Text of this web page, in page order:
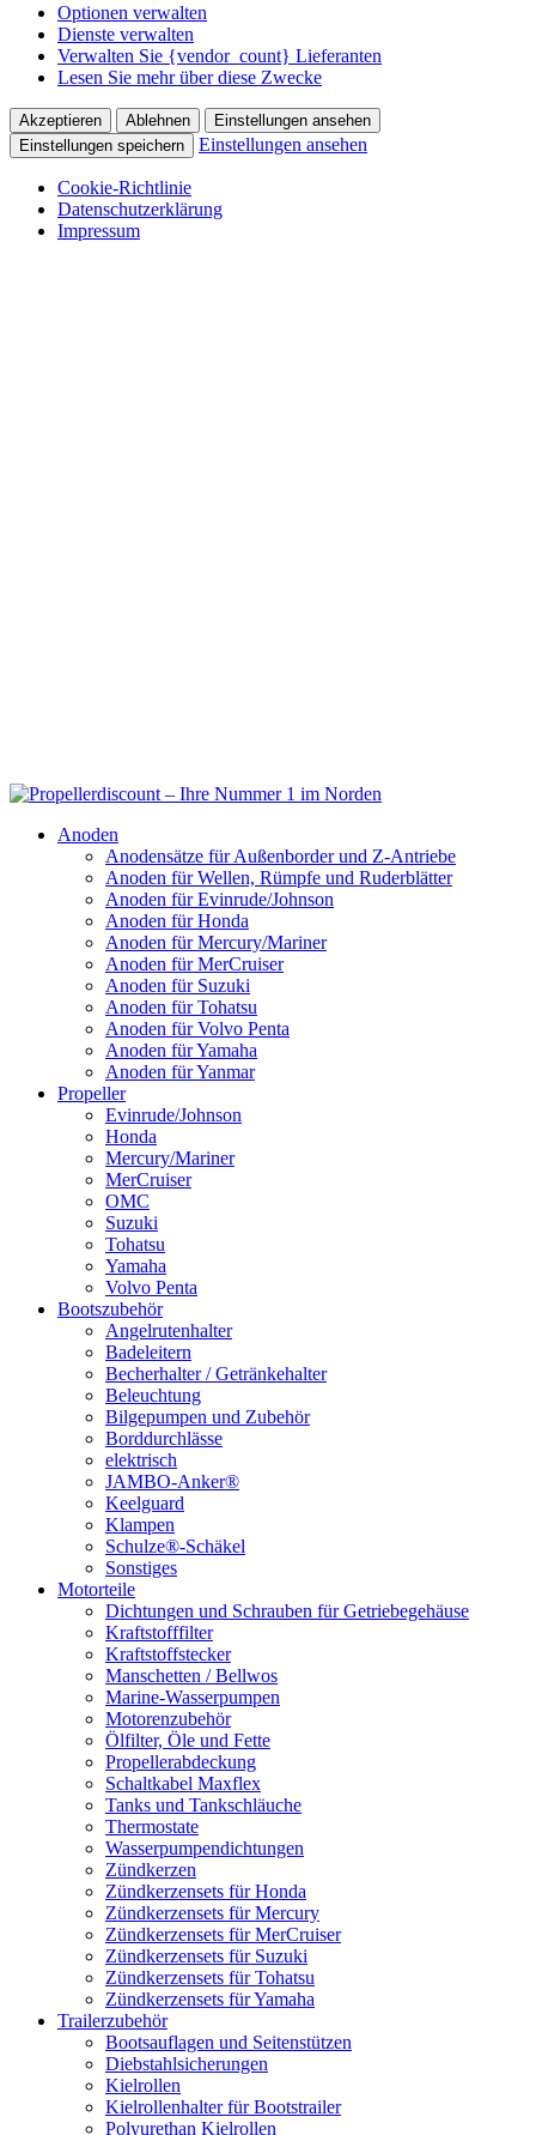
Optionen verwalten
Dienste verwalten
Verwalten Sie {vendor_count} Lieferanten
Lesen Sie mehr über diese Zwecke
Akzeptieren Ablehnen
Einstellungen ansehen
Einstellungen speichern
Einstellungen ansehen
Cookie-Richtlinie
Datenschutzerklärung
Impressum
Anoden
Anodensätze für Außenborder und Z-Antriebe
Anoden für Wellen, Rümpfe und Ruderblätter
Anoden für Evinrude/Johnson
Anoden für Honda
Anoden für Mercury/Mariner
Anoden für MerCruiser
Anoden für Suzuki
Anoden für Tohatsu
Anoden für Volvo Penta
Anoden für Yamaha
Anoden für Yanmar
Propeller
Evinrude/Johnson
Honda
Mercury/Mariner
MerCruiser
OMC
Suzuki
Tohatsu
Yamaha
Volvo Penta
Bootszubehör
Angelrutenhalter
Badeleitern
Becherhalter / Getränkehalter
Beleuchtung
Bilgepumpen und Zubehör
Borddurchlässe
elektrisch
JAMBO-Anker®
Keelguard
Klampen
Schulze®-Schäkel
Sonstiges
Motorteile
Dichtungen und Schrauben für Getriebegehäuse
Kraftstofffilter
Kraftstoffstecker
Manschetten / Bellwos
Marine-Wasserpumpen
Motorenzubehör
Ölfilter, Öle und Fette
Propellerabdeckung
Schaltkabel Maxflex
Tanks und Tankschläuche
Thermostate
Wasserpumpendichtungen
Zündkerzen
Zündkerzensets für Honda
Zündkerzensets für Mercury
Zündkerzensets für MerCruiser
Zündkerzensets für Suzuki
Zündkerzensets für Tohatsu
Zündkerzensets für Yamaha
Trailerzubehör
Bootsauflagen und Seitenstützen
Diebstahlsicherungen
Kielrollen
Kielrollenhalter für Bootstrailer
Polyurethan Kielrollen